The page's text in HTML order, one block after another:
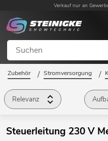
Verkauf nur an
Zubehör / Stromversorgung /
Relevanz
Steuerleitung 230 V